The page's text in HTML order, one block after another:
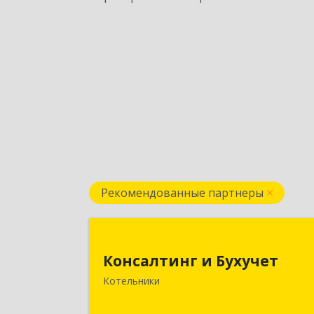
Рекомендованные партнеры
Консалтинг и Бухучет
Котельники
140054, Московская обл, Котельники
г, Карьерная ул, дом № 13, пом.1